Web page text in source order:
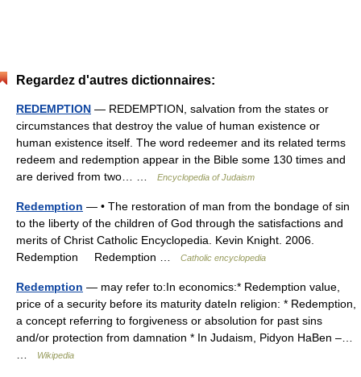
Regardez d'autres dictionnaires:
REDEMPTION — REDEMPTION, salvation from the states or
circumstances that destroy the value of human existence or
human existence itself. The word redeemer and its related terms
redeem and redemption appear in the Bible some 130 times and
are derived from two… …
Encyclopedia of Judaism
Redemption — • The restoration of man from the bondage of sin
to the liberty of the children of God through the satisfactions and
merits of Christ Catholic Encyclopedia. Kevin Knight. 2006.
Redemption Redemption …
Catholic encyclopedia
Redemption — may refer to:In economics:* Redemption value,
price of a security before its maturity dateIn religion: * Redemption,
a concept referring to forgiveness or absolution for past sins
and/or protection from damnation * In Judaism, Pidyon HaBen –…
Wikipedia